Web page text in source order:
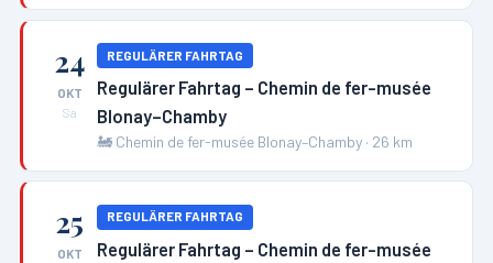
24
OKT
Sa
REGULÄRER FAHRTAG
Regulärer Fahrtag – Chemin de fer-musée
Blonay–Chamby
🚂 Chemin de fer-musée Blonay–Chamby · 26 km
25
OKT
REGULÄRER FAHRTAG
Regulärer Fahrtag – Chemin de fer-musée